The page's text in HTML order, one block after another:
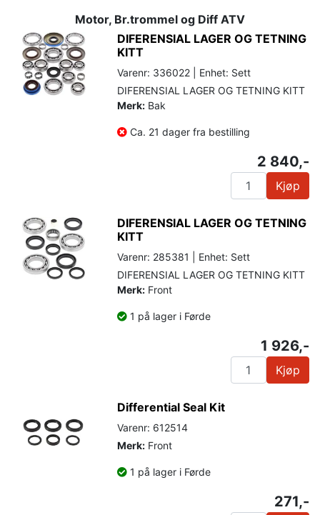
Motor, Br.trommel og Diff ATV
DIFERENSIAL LAGER OG TETNING
KITT
Varenr: 336022 | Enhet: Sett
DIFERENSIAL LAGER OG TETNING KITT
Merk: Bak
Ca. 21 dager fra bestilling
2 840,-
Kjøp
DIFERENSIAL LAGER OG TETNING
KITT
Varenr: 285381 | Enhet: Sett
DIFERENSIAL LAGER OG TETNING KITT
Merk: Front
1 på lager i Førde
1 926,-
Kjøp
Differential Seal Kit
Varenr: 612514
Merk: Front
1 på lager i Førde
271,-